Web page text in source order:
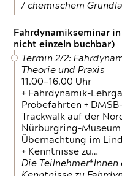
/ chemischem
Fahrdynamikseminar
nicht einzeln buchbar)
Termin 2/2:
Theorie und Praxis
11.00—16.00 Uhr
+ Fahrdynamik-
Probefahrten +
Trackwalk auf der
Nürburgring-Museum
Übernachtung im
+ Kenntnisse zu…
Die